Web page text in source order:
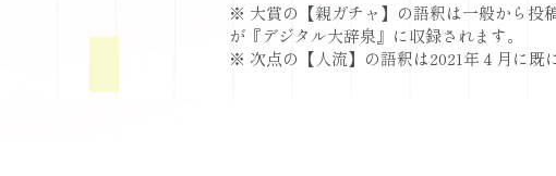
※ 大賞の【親ガチャ】の語釈は一般から投
が『デジタル大辞泉』に収録されます。
※ 次点の【人流】の語釈は2021年４月に既